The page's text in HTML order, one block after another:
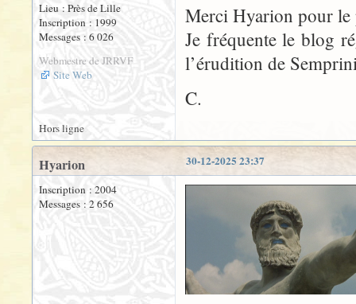
Lieu : Près de Lille
Inscription : 1999
Messages : 6 026
Webmestre de JRRVF
Site Web
Merci Hyarion pour le
Je fréquente le blog
l’érudition de
C.
Hors ligne
30-12-2025 23:37
Hyarion
Inscription : 2004
Messages : 2 656